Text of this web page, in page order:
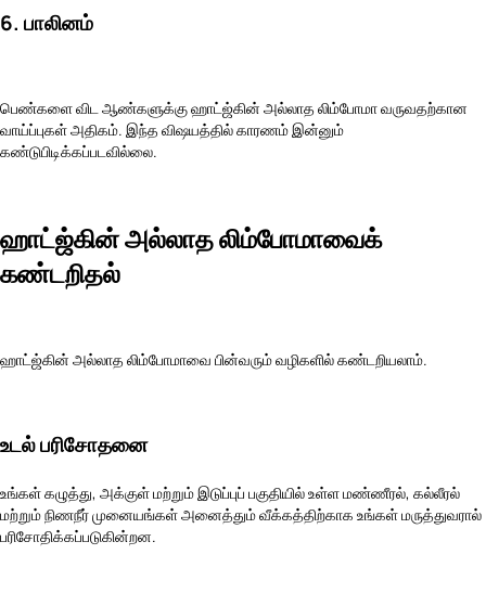
6. பாலினம்
பெண்களை விட ஆண்களுக்கு ஹாட்ஜ்கின் அல்லாத லிம்போமா வருவதற்கான
வாய்ப்புகள் அதிகம். இந்த விஷயத்தில் காரணம் இன்னும்
கண்டுபிடிக்கப்படவில்லை.
ஹாட்ஜ்கின் அல்லாத லிம்போமாவைக்
கண்டறிதல்
ஹாட்ஜ்கின் அல்லாத லிம்போமாவை பின்வரும் வழிகளில் கண்டறியலாம்.
உடல் பரிசோதனை
உங்கள் கழுத்து, அக்குள் மற்றும் இடுப்புப் பகுதியில் உள்ள மண்ணீரல், கல்லீரல்
மற்றும் நிணநீர் முனையங்கள் அனைத்தும் வீக்கத்திற்காக உங்கள் மருத்துவரால்
பரிசோதிக்கப்படுகின்றன.